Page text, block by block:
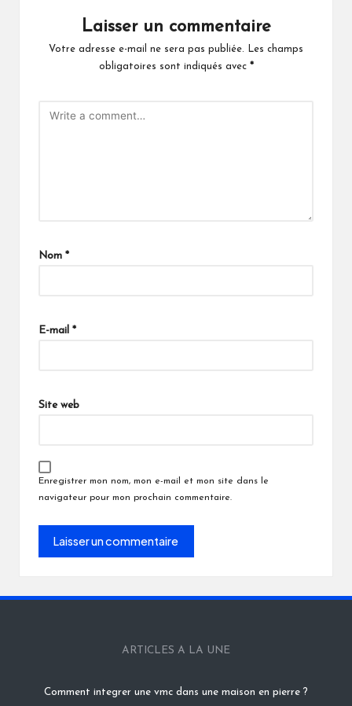
Laisser un commentaire
Votre adresse e-mail ne sera pas publiée.
Les champs
obligatoires sont indiqués avec *
Nom *
E-mail *
Site web
Enregistrer mon nom, mon e-mail et mon site dans le
navigateur pour mon prochain commentaire.
ARTICLES A LA UNE
Comment integrer une vmc dans une maison en pierre ?